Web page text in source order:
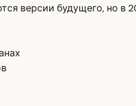
версии будущего, но в